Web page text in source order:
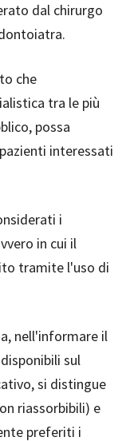
dal chirurgo
che
tra le più
possa
interessati
i
in cui il
tramite l'uso di
nell'informare il
sul
si distingue
riassorbibili) e
preferiti i